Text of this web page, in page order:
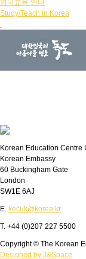
영국교육 안내
Study/Teach in Korea
Korean Education Centre
Korean Embassy
60 Buckingham Gate
London
SW1E 6AJ
E. kecuk@korea.kr
T. +44 (0)207 227 5500
Copyright © The Korean
Designed by J&Space